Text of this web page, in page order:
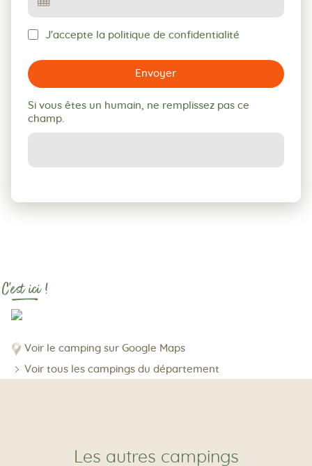
J'accepte la politique de confidentialité
Envoyer
Si vous êtes un humain, ne remplissez pas ce
champ.
C'est ici !
Voir le camping sur Google Maps
Voir tous les campings du département
Les autres campings